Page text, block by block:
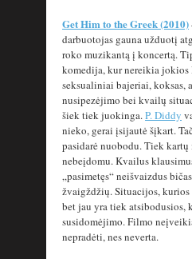
Get Him to the Greek (2010)
darbuotojas gauna užduotį
roko muzikantą į koncertą.
komedija, kur nereikia jokios
seksualiniai bajeriai, koksas,
nusipezėjimo bei kvailų
šiek tiek juokinga. P. Diddy
nieko, gerai įsijautė šįkart.
pasidarė nuobodu. Tiek kartų
nebeįdomu. Kvailus
„pasimetęs“ neišvaizdus
žvaigždžių. Situacijos,
bet jau yra tiek atsibodusios,
susidomėjimo. Filmo
nepradėti, nes neverta.